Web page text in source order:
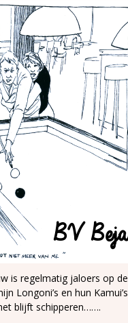
is regelmatig jaloers op de
Longoni’s en hun Kamui’s
blijft schipperen…….